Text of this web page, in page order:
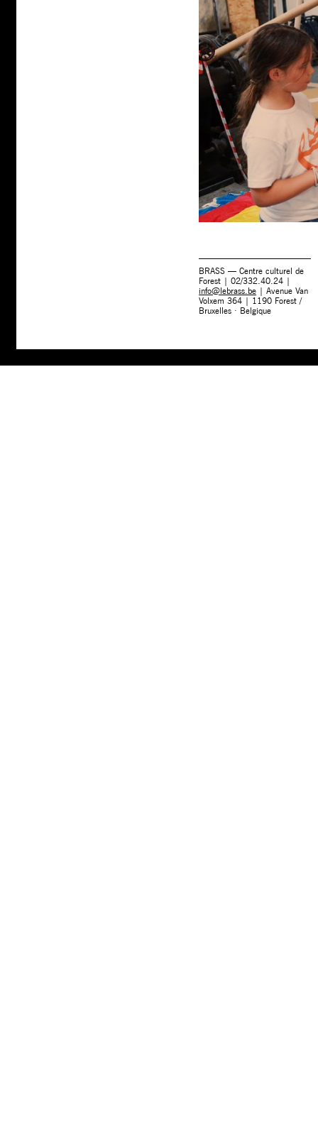
BRASS — Centre culturel de
Forest | 02/332.40.24 |
info@lebrass.be | Avenue Van
Volxem 364 | 1190 Forest /
Bruxelles · Belgique